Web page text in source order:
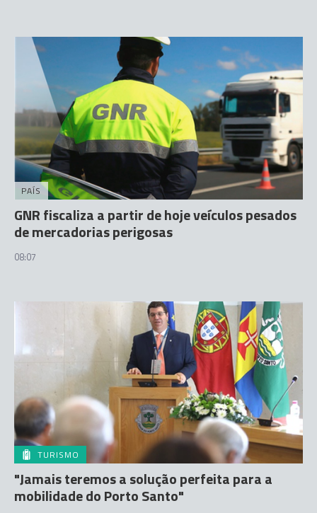
PAÍS
GNR fiscaliza a partir de hoje veículos pesados
de mercadorias perigosas
08:07
TURISMO
"Jamais teremos a solução perfeita para a
mobilidade do Porto Santo"